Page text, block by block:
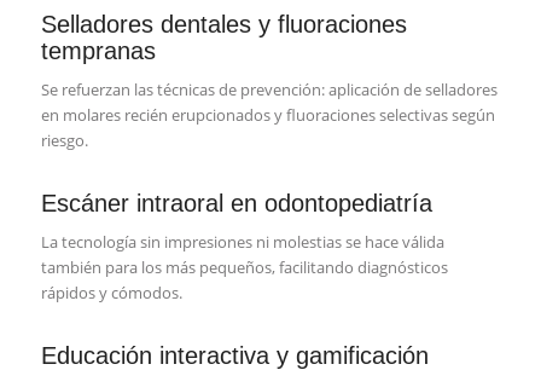
Selladores dentales y fluoraciones
tempranas
Se refuerzan las técnicas de prevención: aplicación de selladores
en molares recién erupcionados y fluoraciones selectivas según
riesgo.
Escáner intraoral en odontopediatría
La tecnología sin impresiones ni molestias se hace válida
también para los más pequeños, facilitando diagnósticos
rápidos y cómodos.
Educación interactiva y gamificación